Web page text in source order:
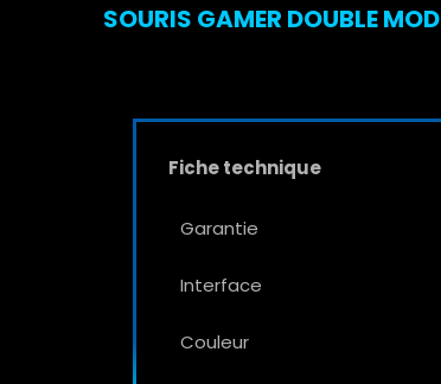
SOURIS GAMER DOUBLE
Fiche technique
Garantie
Interface
Couleur